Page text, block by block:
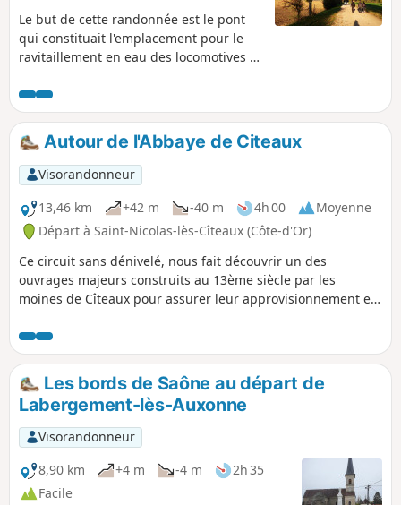
Le but de cette randonnée est le pont
qui constituait l'emplacement pour le
ravitaillement en eau des locomotives à
avec possibilité à tout moment de
revenir sur ses pas.
Autour de l'Abbaye de Citeaux
Visorandonneur
13,46 km
+42 m -40 m 4h 00
Moyenne
Départ à Saint-Nicolas-lès-Cîteaux (Côte-d'Or)
Ce circuit sans dénivelé, nous fait découvrir un des
ouvrages majeurs construits au 13ème siècle par les
moines de Cîteaux pour assurer leur approvisionnement en
Les bords de Saône au départ de
Labergement-lès-Auxonne
Visorandonneur
8,90 km
+4 m -4 m
2h 35
Facile